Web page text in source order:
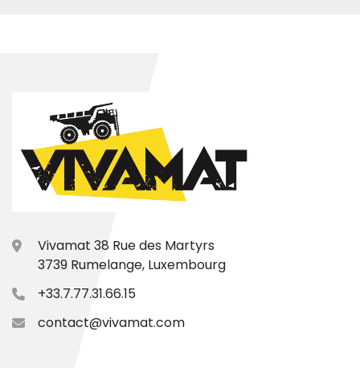
Vivamat 38 Rue des Martyrs
3739 Rumelange, Luxembourg
+33.7.77.31.66.15
contact@vivamat.com